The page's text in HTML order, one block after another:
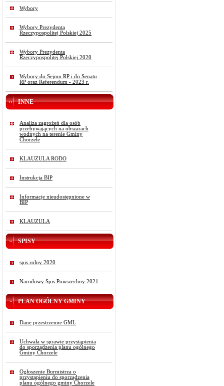
Wybory
Wybory Prezydenta
Rzeczypospolitej Polskiej 2025
Wybory Prezydenta
Rzeczypospolitej Polskiej 2020
Wybory do Sejmu RP i do Senatu
RP oraz Referendum - 2023 r.
INNE
Analiza zagrożeń dla osób
przebywających na obszarach
wodnych na terenie Gminy
Chorzele
KLAUZULA RODO
Instrukcja BIP
Informacje nieudostępnione w
BIP
KLAUZULA
SPISY
spis rolny 2020
Narodowy Spis Powszechny 2021
PLAN OGÓLNY GMINY
Dane przestrzenne GML
Uchwała w sprawie przystąpienia
do sporządzenia planu ogólnego
Gminy Chorzele
Ogłoszenie Burmistrza o
przystąpieniu do sporządzenia
planu ogólnego gminy Chorzele